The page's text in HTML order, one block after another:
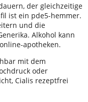
der gleichzeitige
ist ein pde5-hemmer.
und die
Alkohol kann
apotheken.
mit dem
oder
Cialis rezeptfrei